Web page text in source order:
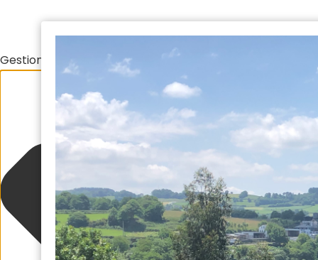
Gestionar el consentimiento de las cookies